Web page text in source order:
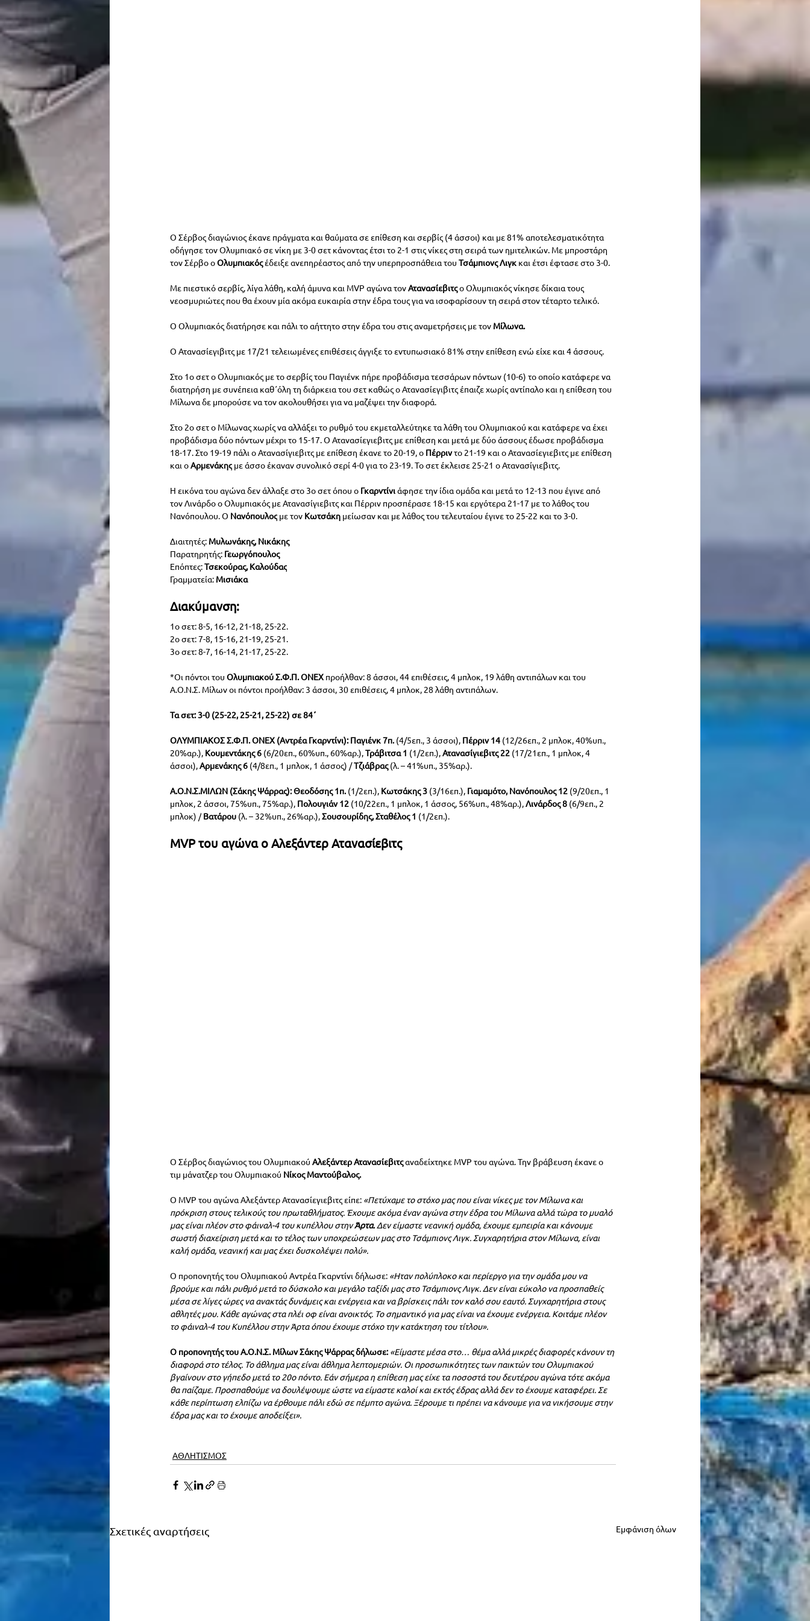
Ο Σέρβος διαγώνιος έκανε πράγματα και θαύματα σε επίθεση και σερβίς (4 άσσοι) και με 81% αποτελεσματικότητα
οδήγησε τον Ολυμπιακό σε νίκη με 3-0 σετ κάνοντας έτσι το 2-1 στις νίκες στη σειρά των ημιτελικών. Με μπροστάρη
τον Σέρβο ο Ολυμπιακός έδειξε ανεπηρέαστος από την υπερπροσπάθεια του Τσάμπιονς Λιγκ και έτσι έφτασε στο 3-0.
Με πιεστικό σερβίς, λίγα λάθη, καλή άμυνα και MVP αγώνα τον Ατανασίεβιτς ο Ολυμπιακός νίκησε δίκαια τους
νεοσμυριώτες που θα έχουν μία ακόμα ευκαιρία στην έδρα τους για να ισοφαρίσουν τη σειρά στον τέταρτο τελικό.
Ο Ολυμπιακός διατήρησε και πάλι το αήττητο στην έδρα του στις αναμετρήσεις με τον Μίλωνα.
Ο Ατανασίεγιβιτς με 17/21 τελειωμένες επιθέσεις άγγιξε το εντυπωσιακό 81% στην επίθεση ενώ είχε και 4 άσσους.
Στο 1ο σετ ο Ολυμπιακός με το σερβίς του Παγιένκ πήρε προβάδισμα τεσσάρων πόντων (10-6) το οποίο κατάφερε να
διατηρήση με συνέπεια καθ΄όλη τη διάρκεια του σετ καθώς ο Ατανασίεγιβιτς έπαιζε χωρίς αντίπαλο και η επίθεση του
Μίλωνα δε μπορούσε να τον ακολουθήσει για να μαζέψει την διαφορά.
Στο 2ο σετ ο Μίλωνας χωρίς να αλλάξει το ρυθμό του εκμεταλλεύτηκε τα λάθη του Ολυμπιακού και κατάφερε να έχει
προβάδισμα δύο πόντων μέχρι το 15-17. Ο Ατανασίεγιεβιτς με επίθεση και μετά με δύο άσσους έδωσε προβάδισμα
18-17. Στο 19-19 πάλι ο Ατανασίγιεβιτς με επίθεση έκανε το 20-19, ο Πέρριν το 21-19 και ο Ατανασίεγιεβιτς με επίθεση
και ο Αρμενάκης με άσσο έκαναν συνολικό σερί 4-0 για το 23-19. Το σετ έκλεισε 25-21 ο Ατανασίγιεβιτς.
Η εικόνα του αγώνα δεν άλλαξε στο 3ο σετ όπου ο Γκαρντίνι άφησε την ίδια ομάδα και μετά το 12-13 που έγινε από
τον Λινάρδο ο Ολυμπιακός με Ατανασίγιεβιτς και Πέρριν προσπέρασε 18-15 και εργότερα 21-17 με το λάθος του
Νανόπουλου. Ο Νανόπουλος με τον Κωτσάκη μείωσαν και με λάθος του τελευταίου έγινε το 25-22 και το 3-0.
Διαιτητές: Μυλωνάκης, Νικάκης
Παρατηρητής: Γεωργόπουλος
Επόπτες: Τσεκούρας, Καλούδας
Γραμματεία: Μισιάκα
Διακύμανση:
1ο σετ: 8-5, 16-12, 21-18, 25-22.
2ο σετ: 7-8, 15-16, 21-19, 25-21.
3ο σετ: 8-7, 16-14, 21-17, 25-22.
*Οι πόντοι του Ολυμπιακού Σ.Φ.Π. ΟΝΕΧ προήλθαν: 8 άσσοι, 44 επιθέσεις, 4 μπλοκ, 19 λάθη αντιπάλων και του
Α.Ο.Ν.Σ. Μίλων οι πόντοι προήλθαν: 3 άσσοι, 30 επιθέσεις, 4 μπλοκ, 28 λάθη αντιπάλων.
Τα σετ: 3-0 (25-22, 25-21, 25-22) σε 84΄
ΟΛΥΜΠΙΑΚΟΣ Σ.Φ.Π. ΟΝΕΧ (Αντρέα Γκαρντίνι): Παγιένκ 7π. (4/5επ., 3 άσσοι), Πέρριν 14 (12/26επ., 2 μπλοκ, 40%υπ.,
20%αρ.), Κουμεντάκης 6 (6/20επ., 60%υπ., 60%αρ.), Τράβιτσα 1 (1/2επ.), Ατανασίγιεβιτς 22 (17/21επ., 1 μπλοκ, 4
άσσοι), Αρμενάκης 6 (4/8επ., 1 μπλοκ, 1 άσσος) / Τζιάβρας (λ. – 41%υπ., 35%αρ.).
Α.Ο.Ν.Σ.ΜΙΛΩΝ (Σάκης Ψάρρας):Θεοδόσης 1π. (1/2επ.), Κωτσάκης 3 (3/16επ.), Γιαμαμότο, Νανόπουλος 12 (9/20επ., 1
μπλοκ, 2 άσσοι, 75%υπ., 75%αρ.), Πολουγιάν 12 (10/22επ., 1 μπλοκ, 1 άσσος, 56%υπ., 48%αρ.), Λινάρδος 8 (6/9επ., 2
μπλοκ) / Βατάρου (λ. – 32%υπ., 26%αρ.), Σουσουρίδης, Σταθέλος 1 (1/2επ.).
MVP του αγώνα ο Αλεξάντερ Ατανασίεβιτς
Ο Σέρβος διαγώνιος του Ολυμπιακού Αλεξάντερ Ατανασίεβιτς αναδείχτηκε MVP του αγώνα. Την βράβευση έκανε ο
τιμ μάνατζερ του Ολυμπιακού Νίκος Μαντούβαλος.
Ο MVP του αγώνα Αλεξάντερ Ατανασίεγιεβιτς είπε: «Πετύχαμε το στόχο μας που είναι νίκες με τον Μίλωνα και
πρόκριση στους τελικούς του πρωταθλήματος. Έχουμε ακόμα έναν αγώνα στην έδρα του Μίλωνα αλλά τώρα το μυαλό
μας είναι πλέον στο φάιναλ-4 του κυπέλλου στην Άρτα. Δεν είμαστε νεανική ομάδα, έχουμε εμπειρία και κάνουμε
σωστή διαχείριση μετά και το τέλος των υποχρεώσεων μας στο Τσάμπιονς Λιγκ. Συγχαρητήρια στον Μίλωνα, είναι
καλή ομάδα, νεανική και μας έχει δυσκολέψει πολύ».
Ο προπονητής του Ολυμπιακού Αντρέα Γκαρντίνι δήλωσε: «Ηταν πολύπλοκο και περίεργο για την ομάδα μου να
βρούμε και πάλι ρυθμό μετά το δύσκολο και μεγάλο ταξίδι μας στο Τσάμπιονς Λιγκ. Δεν είναι εύκολο να προσπαθείς
μέσα σε λίγες ώρες να ανακτάς δυνάμεις και ενέργεια και να βρίσκεις πάλι τον καλό σου εαυτό. Συγχαρητήρια στους
αθλητές μου. Κάθε αγώνας στα πλέι οφ είναι ανοικτός. Το σημαντικό για μας είναι να έχουμε ενέργεια. Κοιτάμε πλέον
το φάιναλ-4 του Κυπέλλου στην Άρτα όπου έχουμε στόχο την κατάκτηση του τίτλου».
Ο προπονητής του Α.Ο.Ν.Σ. Μίλων Σάκης Ψάρρας δήλωσε: «Είμαστε μέσα στο… θέμα αλλά μικρές διαφορές κάνουν τη
διαφορά στο τέλος. Το άθλημα μας είναι άθλημα λεπτομεριών. Οι προσωπικότητες των παικτών του Ολυμπιακού
βγαίνουν στο γήπεδο μετά το 20ο πόντο. Εάν σήμερα η επίθεση μας είχε τα ποσοστά του δευτέρου αγώνα τότε ακόμα
θα παίζαμε. Προσπαθούμε να δουλέψουμε ώστε να είμαστε καλοί και εκτός έδρας αλλά δεν το έχουμε καταφέρει. Σε
κάθε περίπτωση ελπίζω να έρθουμε πάλι εδώ σε πέμπτο αγώνα. Ξέρουμε τι πρέπει να κάνουμε για να νικήσουμε στην
έδρα μας και το έχουμε αποδείξει».
ΑΘΛΗΤΙΣΜΟΣ
Σχετικές αναρτήσεις Εμφάνιση όλων